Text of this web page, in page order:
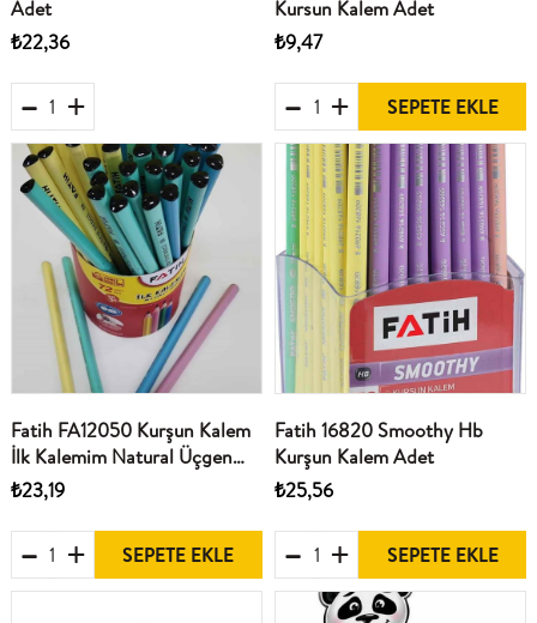
Adet
₺22,36
Kursun Kalem Adet
₺9,47
SEPETE EKLE
Fatih FA12050 Kurşun Kalem
İlk Kalemim Natural Üçgen
Adet
₺23,19
SEPETE EKLE
Fatih 16820 Smoothy Hb
Kurşun Kalem Adet
₺25,56
SEPETE EKLE